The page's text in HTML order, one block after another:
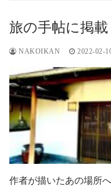
旅の手帖に掲
NAKOIKAN 2022-02-
作者が描いたあの場所